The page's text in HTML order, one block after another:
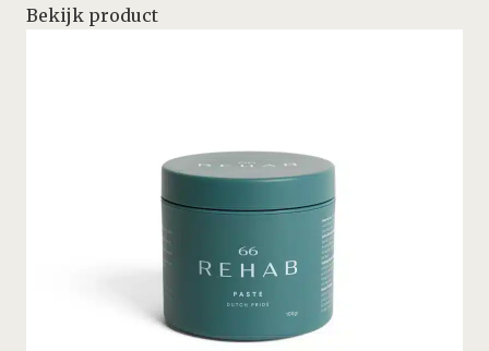
Bekijk product